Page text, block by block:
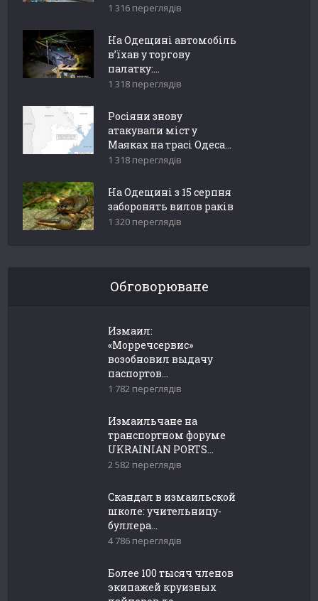
1 316 переглядів
На Одещині автомобіль
в’їхав у торгову
палатку:...
1 318 переглядів
Росіяни знову
атакували міст у
Маяках на трасі Одеса...
1 318 переглядів
На Одещині з 15 серпня
заборонять вилов раків
1 320 переглядів
Обговорюване
Измаил:
«Морречсервис»
возобновил выдачу
паспортов...
1 782 переглядів
Измаильчане на
транспортном форуме
UKRAINIAN PORTS...
2 582 переглядів
Скандал в измаильской
школе: учительницу-
буллера...
4 786 переглядів
Более 100 тысяч членов
экипажей круизных